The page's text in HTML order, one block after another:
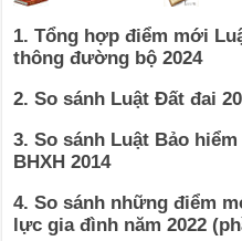
1. Tổng hợp điểm mới
thông đường bộ 2024
2. So sánh Luật Đất đai
3. So sánh Luật Bảo
BHXH 2014
4. So sánh những điểm
lực gia đình năm 2022